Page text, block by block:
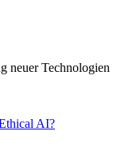
neuer Technologien
AI?